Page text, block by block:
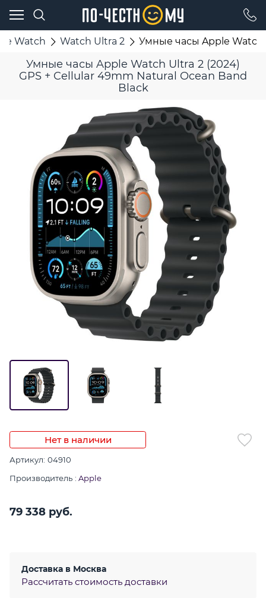
Watch Watch Ultra 2 Умные часы Apple Watch
Умные часы Apple Watch Ultra 2 (2024)
GPS + Cellular 49mm Natural Ocean Band
Black
Нет в наличии
Артикул: 04910
Производитель : Apple
79 338 руб.
Доставка в Москва
Рассчитать стоимость доставки